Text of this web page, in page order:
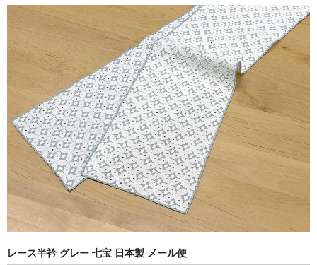
レース半衿 グレー 七宝 日本製 メール便